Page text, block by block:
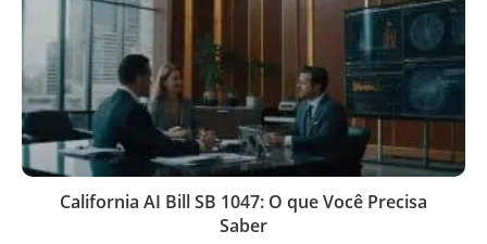
California AI Bill SB 1047: O que Você Precisa
Saber